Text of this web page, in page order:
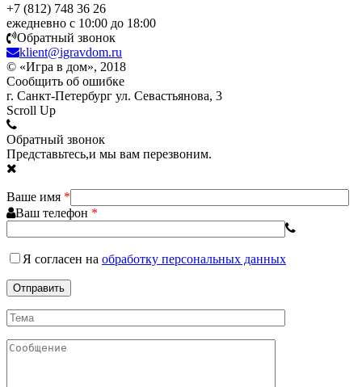
+7 (812) 748 36 26
ежедневно с 10:00 до 18:00
Обратный звонок
klient@igravdom.ru
© «Игра в дом», 2018
Сообщить об ошибке
г. Санкт-Петербург ул. Севастьянова, 3
Scroll Up
Обратный звонок
Представьтесь,и мы вам перезвоним.
Ваше имя *
Ваш телефон *
Я согласен на обработку персональных данных